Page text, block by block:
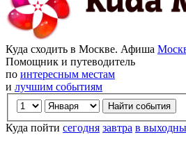
Куда сходить в Москве. Афиша
Помощник и путеводитель
по интересным местам
и лучшим событиям
Куда пойти сегодня завтра в